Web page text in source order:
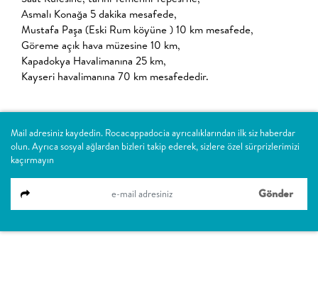
Asmalı Konağa 5 dakika mesafede,
Mustafa Paşa (Eski Rum köyüne ) 10 km mesafede,
Göreme açık hava müzesine 10 km,
Kapadokya Havalimanına 25 km,
Kayseri havalimanına 70 km mesafededir.
Mail adresiniz kaydedin. Rocacappadocia ayrıcalıklarından ilk siz haberdar
olun. Ayrıca sosyal ağlardan bizleri takip ederek, sizlere özel sürprizlerimizi
kaçırmayın
Gönder